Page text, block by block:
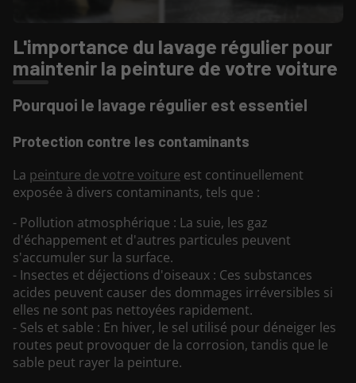
L'importance du lavage régulier pour
maintenir la peinture de votre voiture
Pourquoi le lavage régulier est essentiel
Protection contre les contaminants
La peinture de votre voiture est continuellement
exposée à divers contaminants, tels que :
- Pollution atmosphérique : La suie, les gaz
d'échappement et d'autres particules peuvent
s'accumuler sur la surface.
- Insectes et déjections d'oiseaux : Ces substances
acides peuvent causer des dommages irréversibles si
elles ne sont pas nettoyées rapidement.
- Sels et sable : En hiver, le sel utilisé pour déneiger les
routes peut provoquer de la corrosion, tandis que le
sable peut rayer la peinture.